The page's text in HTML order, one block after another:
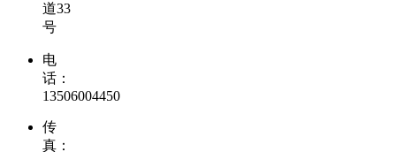
道33
号
电
话：
13506004450
传
真：